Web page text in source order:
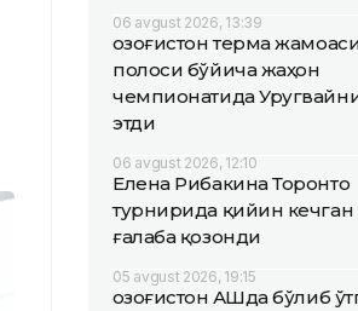
06 avgust 2026, 13:39
Қозоғистон терма
полоси бўйича жаҳон
чемпионатида
этди
06 avgust 2026, 12:10
Елена Рибакина Торонто
турнирида қийин
ғалаба қозонди
05 avgust 2026, 19:15
Қозоғистон АҚШда бўлиб